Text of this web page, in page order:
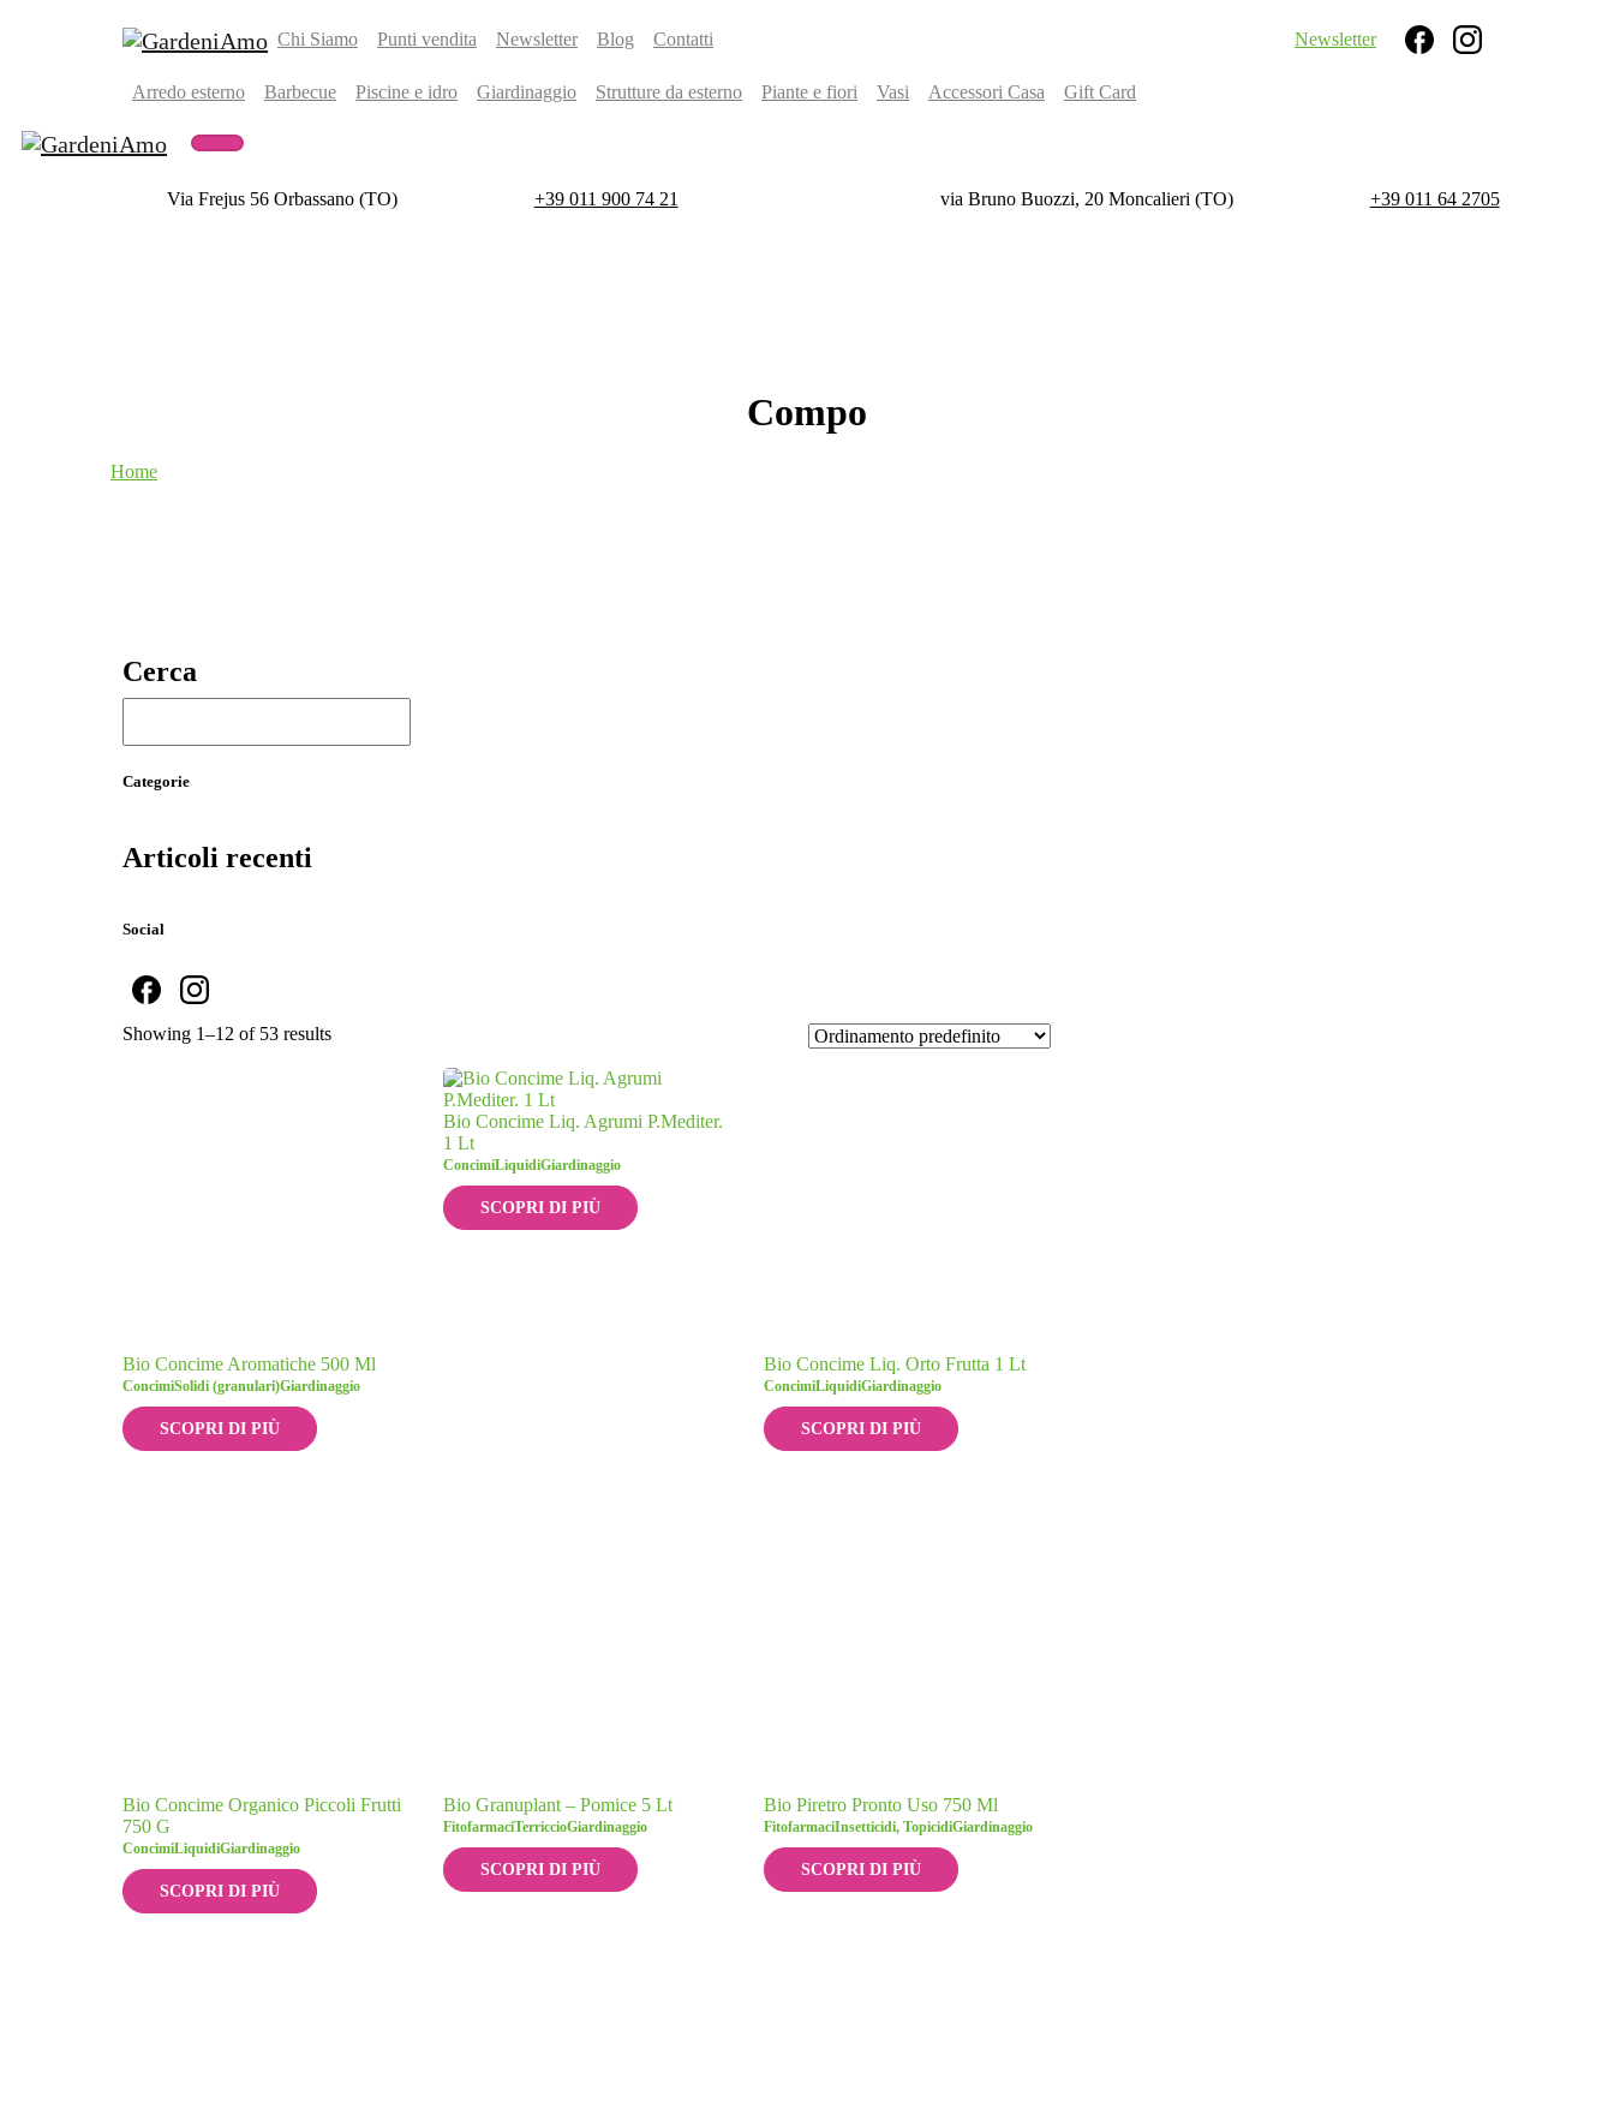
Chi Siamo Punti vendita Newsletter Blog Contatti Newsletter
Arredo esterno Barbecue Piscine e idro Giardinaggio Strutture da esterno Piante e fiori Vasi Accessori Casa Gift Card
Via Frejus 56 Orbassano (TO) +39 011 900 74 21 via Bruno Buozzi, 20 Moncalieri (TO) +39 011 64 2705
Compo
Home
Showing 1–12 of 53 results
Bio Concime Aromatiche 500 Ml
ConcimiSolidi (granulari)Giardinaggio
SCOPRI DI PIÙ
Bio Concime Liq. Agrumi P.Mediter.
1 Lt
ConcimiLiquidiGiardinaggio
SCOPRI DI PIÙ
Bio Concime Liq. Orto Frutta 1 Lt
ConcimiLiquidiGiardinaggio
SCOPRI DI PIÙ
Bio Concime Organico Piccoli Frutti
750 G
ConcimiLiquidiGiardinaggio
SCOPRI DI PIÙ
Bio Granuplant – Pomice 5 Lt
FitofarmaciTerriccioGiardinaggio
SCOPRI DI PIÙ
Bio Piretro Pronto Uso 750 Ml
FitofarmaciInsetticidi, TopicidiGiardinaggio
SCOPRI DI PIÙ
Cerca
Categorie
Articoli recenti
Social